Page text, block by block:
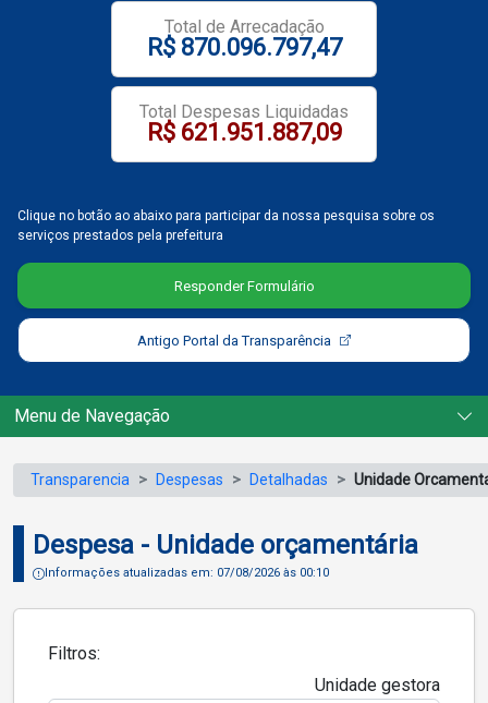
Total de Arrecadação
R$ 870.096.797,47
Total Despesas Liquidadas
R$ 621.951.887,09
Clique no botão ao abaixo para participar da nossa pesquisa sobre os
serviços prestados pela prefeitura
Responder Formulário
Antigo Portal da Transparência
Menu de Navegação
Transparencia Despesas Detalhadas Unidade
Despesa - Unidade orçamentária
Informações atualizadas em: 07/08/2026 às 00:10
Filtros:
Unidade gestora